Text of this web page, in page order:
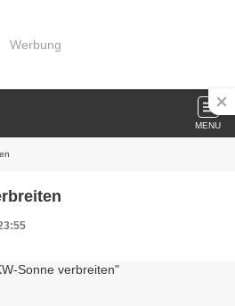
Werbung
MENU